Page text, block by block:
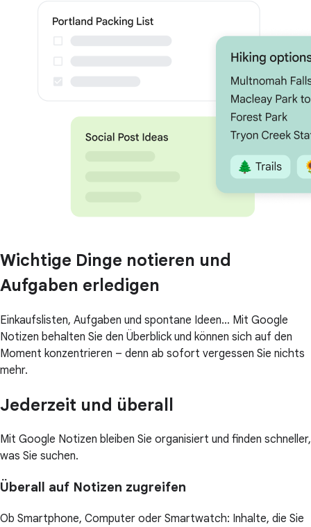
Wichtige Dinge notieren und
Aufgaben erledigen
Einkaufslisten, Aufgaben und spontane Ideen… Mit Google
Notizen behalten Sie den Überblick und können sich auf den
Moment konzentrieren – denn ab sofort vergessen Sie nichts
mehr.
Jederzeit und überall
Mit Google Notizen bleiben Sie organisiert und finden schneller,
was Sie suchen.
Überall auf Notizen zugreifen
Ob Smartphone, Computer oder Smartwatch: Inhalte, die Sie